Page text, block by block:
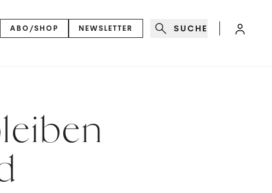
ABO/SHOP NEWSLETTER SUCHE